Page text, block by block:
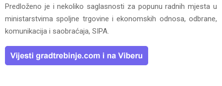
Predloženo je i nekoliko saglasnosti za popunu radnih mjesta u
ministarstvima spoljne trgovine i ekonomskih odnosa, odbrane,
komunikacija i saobraćaja, SIPA.